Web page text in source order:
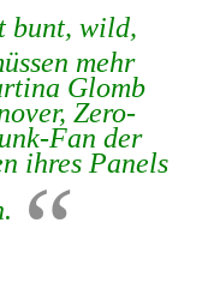
bunt, wild,
mehr
Glomb
Zero-
Fan der
ihres Panels